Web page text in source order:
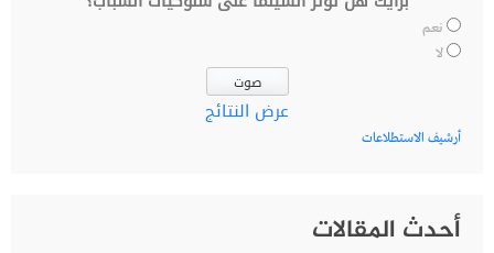
نعم
لا
عرض النتائج
أرشيف الاستطلاعات
أحدث المقالات